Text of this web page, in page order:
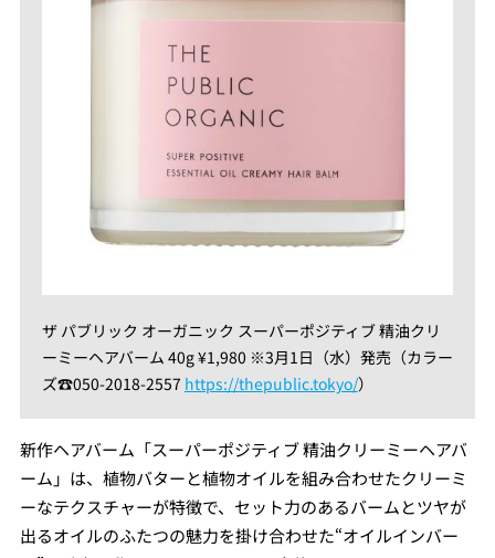
ザ パブリック オーガニック スーパーポジティブ 精油クリ
ーミーヘアバーム 40g ¥1,980 ※3月1日（水）発売（カラー
ズ☎︎050-2018-2557 https://thepublic.tokyo/）
新作ヘアバーム「スーパーポジティブ 精油クリーミーヘアバ
ーム」は、植物バターと植物オイルを組み合わせたクリーミ
ーなテクスチャーが特徴で、セット力のあるバームとツヤが
出るオイルのふたつの魅力を掛け合わせた“オイルインバー